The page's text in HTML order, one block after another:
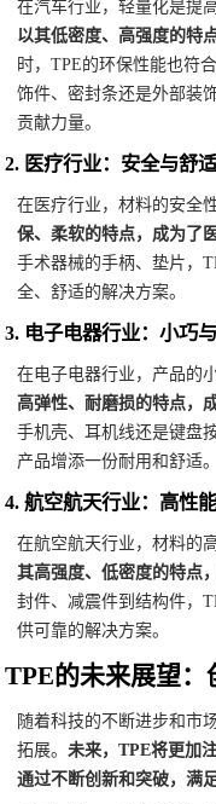
在汽车行业，轻量化是提
以其低密度、高强度的特
时，TPE的环保性能也符
饰件、密封条还是外部装
贡献力量。
2. 医疗行业：安全与舒
在医疗行业，材料的安全
保、柔软的特点，成为了
手术器械的手柄、垫片，
全、舒适的解决方案。
3. 电子电器行业：小巧
在电子电器行业，产品的
高弹性、耐磨损的特点，
手机壳、耳机线还是键盘
产品增添一份耐用和舒适。
4.航空航天行业：高性
在航空航天行业，材料的
其高强度、低密度的特点
封件、减震件到结构件，
供可靠的解决方案。
TPE的未来展望：
随着科技的不断进步和市
拓展。未来，TPE将更加
通过不断创新和突破，满